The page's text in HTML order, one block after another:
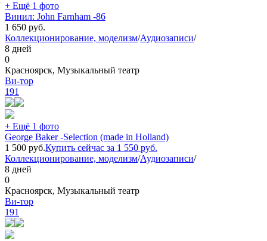
+ Ещё 1 фото
Винил: John Farnham -86
1 650 руб.
Коллекционирование, моделизм/Аудиозаписи/
8 дней
0
Красноярск, Музыкальный театр
Ви-тор
191
+ Ещё 1 фото
George Baker -Selection (made in Holland)
1 500 руб.Купить сейчас за 1 550 руб.
Коллекционирование, моделизм/Аудиозаписи/
8 дней
0
Красноярск, Музыкальный театр
Ви-тор
191